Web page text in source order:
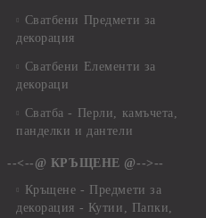
Сватбени Предмети за
декорация
Сватбени Елементи за
декораци
Сватба - Перли, камъчета,
панделки и дантели
--<--@ КРЪЩЕНЕ @-->--
Кръщене - Предмети за
декорация - Кутии, Папки,